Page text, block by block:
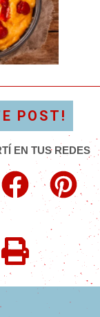
POST!
EN TUS REDES